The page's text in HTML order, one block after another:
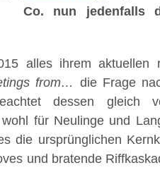
Co. nun jedenfalls
alles ihrem aktuellen
from… die Frage
dessen gleich
für Neulinge und
die ursprünglichen
und bratende